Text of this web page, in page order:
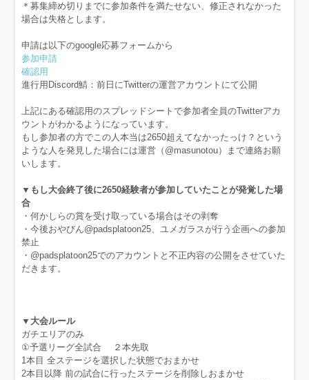
＊募集締め切りまでに参加条件を満たせない、修正されなかった
場合は失格とします。
申請は以下のgoogle応募フォームから
参加申請
確認用
進行用Discord鯖：前日にTwitterの運営アカウントにて公開
上記にある確認用のスプレッドシートで参加者全員のTwitterアカ
ウントがわかるようになっています。
もし参加者の方でこの人本当は2650超えてなかったっけ？という
ような人を発見した場合には運営（@masunotou）まで連絡お願
いします。
▼もし大会終了後に2650経験者が参加していたことが発覚した場
合
・何かしらの賞を受け取っている場合はその剥奪
・今後おやびん@padsplatoon25、ユメガラスが行う企画への参加
禁止
・@padsplatoon25でのアカウントと不正内容の公開をさせていた
だきます。
▼大会ルール
ガチエリアのみ
①予選リーグ全試合 ２本先取
1本目 全ステージを選択した状態でおまかせ
2本目以降 前の試合に行ったステージを削除しおまかせ